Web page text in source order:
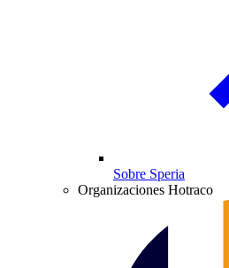
Sobre Speria
Organizaciones Hotraco